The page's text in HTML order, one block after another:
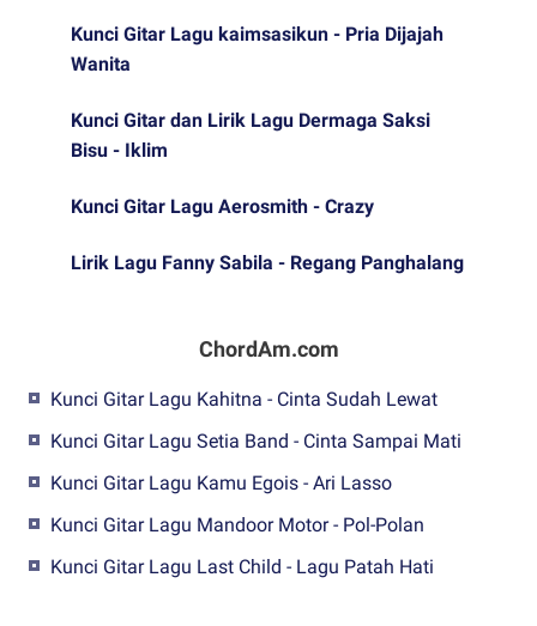
Kunci Gitar Lagu kaimsasikun - Pria Dijajah
Wanita
Kunci Gitar dan Lirik Lagu Dermaga Saksi
Bisu - Iklim
Kunci Gitar Lagu Aerosmith - Crazy
Lirik Lagu Fanny Sabila - Regang Panghalang
ChordAm.com
Kunci Gitar Lagu Kahitna - Cinta Sudah Lewat
Kunci Gitar Lagu Setia Band - Cinta Sampai Mati
Kunci Gitar Lagu Kamu Egois - Ari Lasso
Kunci Gitar Lagu Mandoor Motor - Pol-Polan
Kunci Gitar Lagu Last Child - Lagu Patah Hati